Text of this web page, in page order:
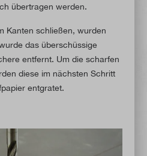
übertragen werden.
Kanten schließen, wurden
das überschüssige
entfernt. Um die scharfen
diese im nächsten Schritt
entgratet.